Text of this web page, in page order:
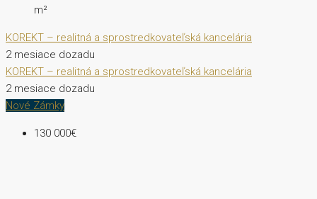
m²
KOREKT – realitná a sprostredkovateľská kancelária
2 mesiace dozadu
KOREKT – realitná a sprostredkovateľská kancelária
2 mesiace dozadu
Nové Zámky
130 000€